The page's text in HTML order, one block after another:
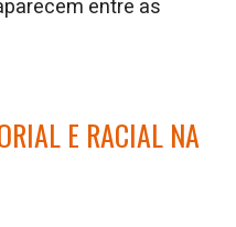
entre as
E RACIAL NA